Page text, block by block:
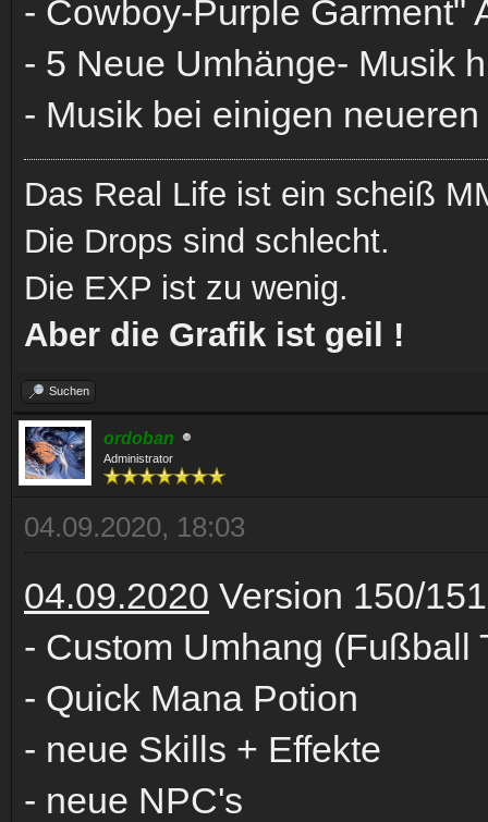
- Cowboy-Purple Garment"
- 5 Neue Umhänge- Musik
- Musik bei einigen
Das Real Life ist ein scheiß
Die Drops sind schlecht.
Die EXP ist zu wenig.
Aber die Grafik ist geil !
Suchen
ordoban
Administrator
04.09.2020, 18:03
04.09.2020 Version 150/151
- Custom Umhang (Fußball
- Quick Mana Potion
- neue Skills + Effekte
- neue NPC's